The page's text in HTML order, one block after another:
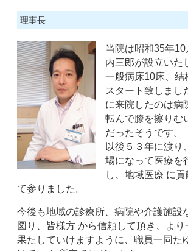
理事長
当院は昭和35年
内三郎が設立いた
一般病床10床、結
スタート致しまし
に来院したのは病
転んで膝を擦りむ
だったそうです。
以後５３年に渡り
場になって医療を
し、地域医療 に
て参りました。
今後も地域の診療所、病院や介護施設
図り、皆様方 から信頼して頂き、よ
果たしていけますように、職員一同た